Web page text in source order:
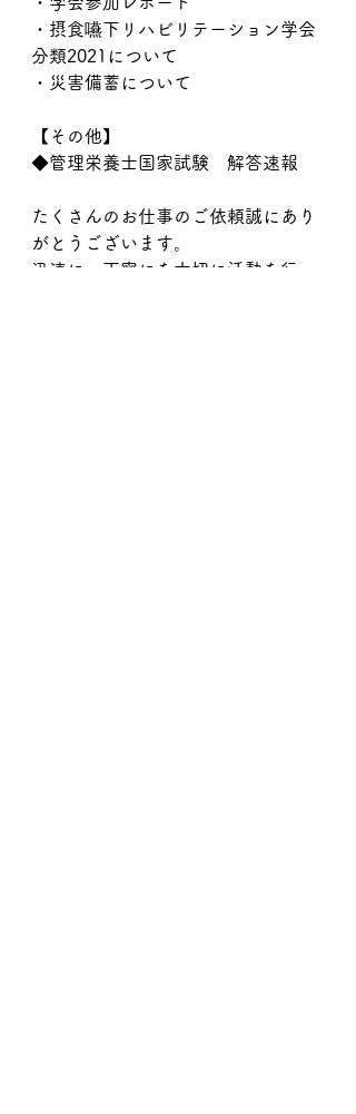
・摂食嚥下リハビリテーション学会
分類2021について
・災害備蓄について
【その他】
◆管理栄養士国家試験　解答速報
たくさんのお仕事のご依頼誠にあり
がとうございます。
迅速に、丁寧にを大切に活動を行っ